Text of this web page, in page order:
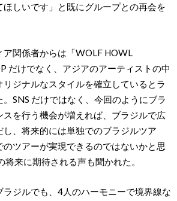
しいです」と既にグループとの再会を
ア関係者からは「WOLF HOWL
だけでなく、アジアのアーティストの中
ジナルなスタイルを確⽴しているとラ
SNS だけではなく、今回のようにブラ
スを⾏う機会が増えれば、ブラジルで広
し、将来的には単独でのブラジルツア
ツアーが実現できるのではないかと思
将来に期待される声も聞かれた。
ラジルでも、4人のハーモニーで境界線な